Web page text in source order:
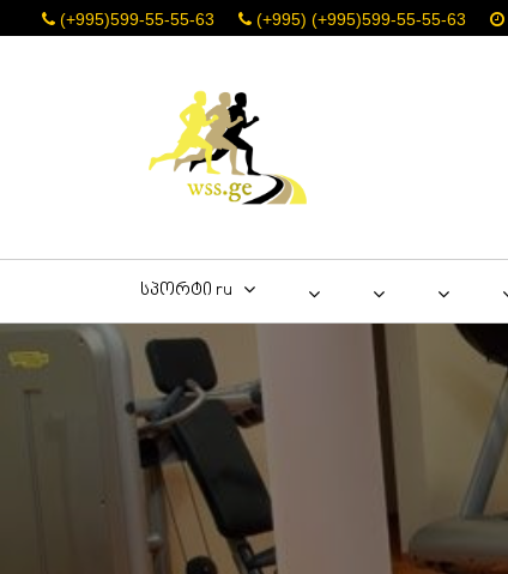
(+995)599-55-55-63 (+995) (+995)599-55-55-63
სპორტი ru